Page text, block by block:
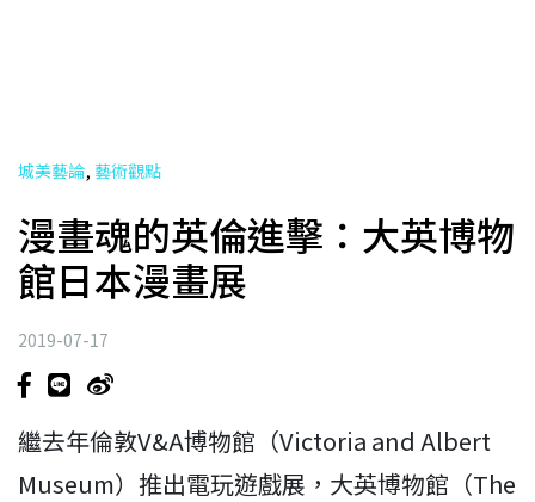
城美藝論, 藝術觀點
漫畫魂的英倫進擊：大英博物
館日本漫畫展
2019-07-17
繼去年倫敦V&A博物館（Victoria and Albert
Museum）推出電玩遊戲展，大英博物館（The